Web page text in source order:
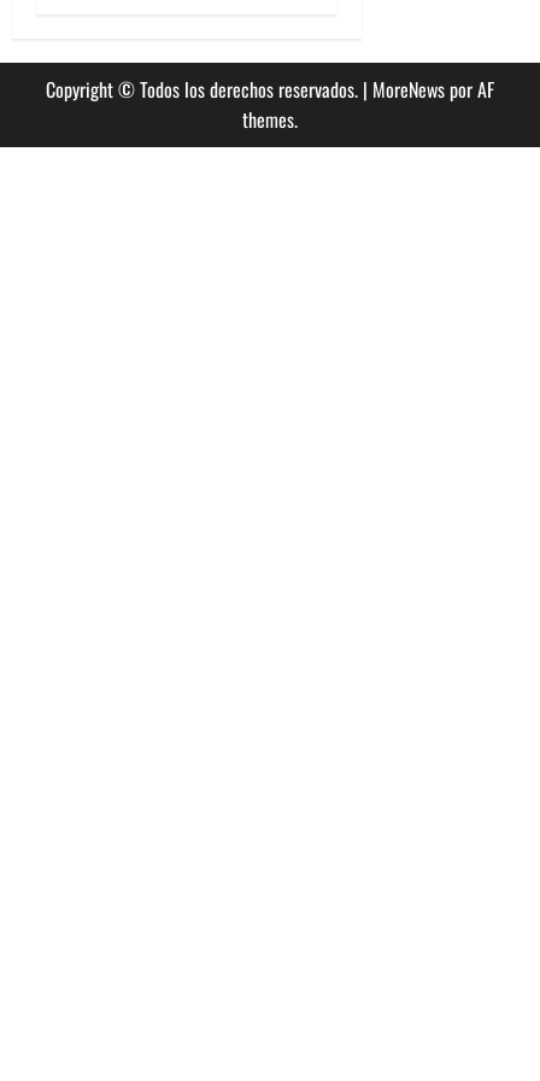
Copyright © Todos los derechos reservados. | MoreNewspor AF
themes.